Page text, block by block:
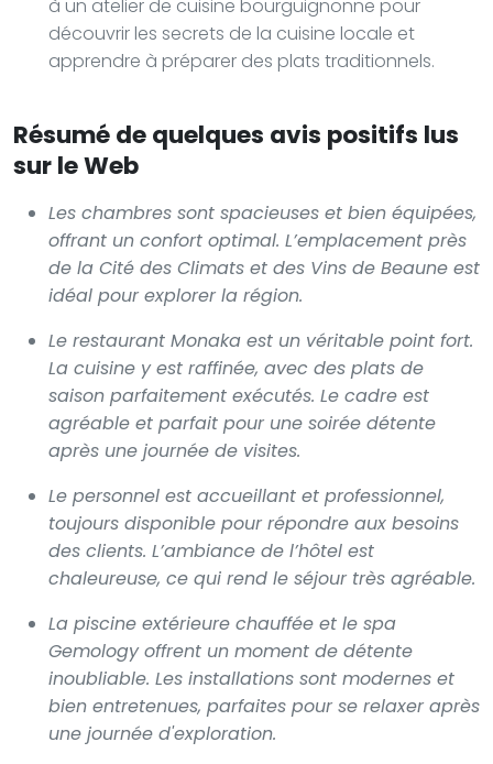
à un atelier de cuisine bourguignonne pour
découvrir les secrets de la cuisine locale et
apprendre à préparer des plats traditionnels.
Résumé de quelques avis positifs lus
sur le Web
Les chambres sont spacieuses et bien équipées,
offrant un confort optimal. L’emplacement près
de la Cité des Climats et des Vins de Beaune est
idéal pour explorer la région.
Le restaurant Monaka est un véritable point fort.
La cuisine y est raffinée, avec des plats de
saison parfaitement exécutés. Le cadre est
agréable et parfait pour une soirée détente
après une journée de visites.
Le personnel est accueillant et professionnel,
toujours disponible pour répondre aux besoins
des clients. L’ambiance de l’hôtel est
chaleureuse, ce qui rend le séjour très agréable.
La piscine extérieure chauffée et le spa
Gemology offrent un moment de détente
inoubliable. Les installations sont modernes et
bien entretenues, parfaites pour se relaxer après
une journée d'exploration.